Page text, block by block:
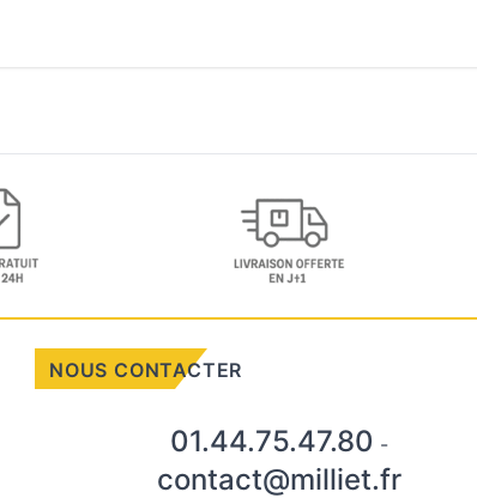
NOUS CONTACTER
01.44.75.47.80 -
contact@milliet.fr